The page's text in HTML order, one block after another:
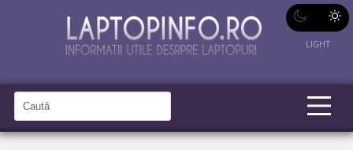
LIGHT
a
u
C
a
u